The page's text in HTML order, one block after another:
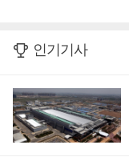
인기기사